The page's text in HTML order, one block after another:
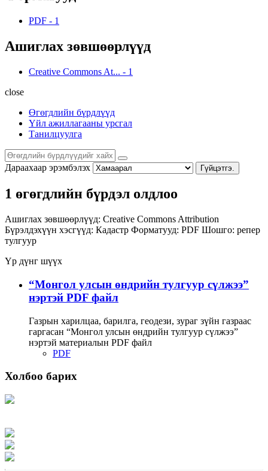
PDF - 1
Ашиглах зөвшөөрлүүд
Creative Commons At... - 1
close
Өгөгдлийн бүрдлүүд
Үйл ажиллагааны урсгал
Танилцуулга
Дараахаар эрэмбэлэх Гүйцэтгэ.
1 өгөгдлийн бүрдэл олдлоо
Ашиглах зөвшөөрлүүд: Creative Commons Attribution
Бүрэлдэхүүн хэсгүүд: Кадастр Форматууд: PDF Шошго: репер
тулгуур
Үр дүнг шүүх
“Монгол улсын өндрийн тулгуур сүлжээ”
нэртэй PDF файл
Газрын харилцаа, барилга, геодези, зураг зүйн газраас
гаргасан “Монгол улсын өндрийн тулгуур сүлжээ”
нэртэй материалын PDF файл
PDF
Холбоо барих